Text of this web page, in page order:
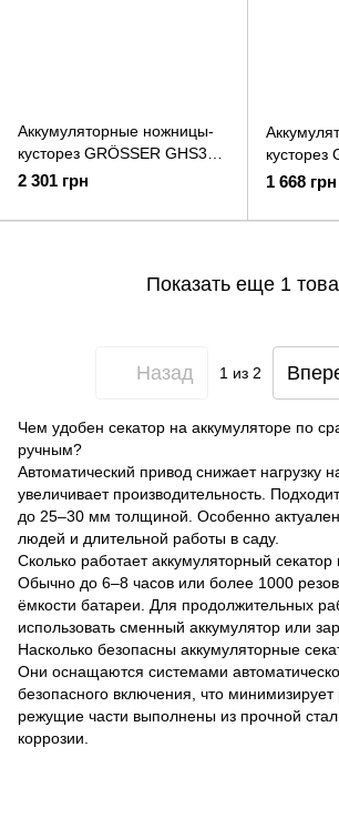
Аккумуляторные ножницы-
кусторез GRÖSSER GHS312
(2.0 Ah х2, зарядное
2 301 грн
кусторез
(без
1 668 грн
Показать еще 1
Назад 1 из 2
Чем удобен секатор на аккумуляторе по
ручным?
Автоматический привод снижает нагрузку
увеличивает производительность.
до 25–30 мм толщиной. Особенно
людей и длительной работы в саду.
Сколько работает аккумуляторный
Обычно до 6–8 часов или более 1000
ёмкости батареи. Для продолжительных
использовать сменный аккумулятор или
Насколько безопасны аккумуляторные
Они оснащаются системами
безопасного включения, что
режущие части выполнены из прочной
коррозии.